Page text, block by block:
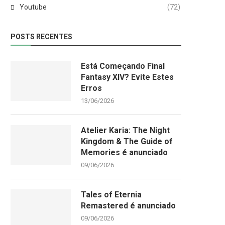
Youtube (72)
POSTS RECENTES
Está Começando Final
Fantasy XIV? Evite Estes
Erros
13/06/2026
Atelier Karia: The Night
Kingdom & The Guide of
Memories é anunciado
09/06/2026
Tales of Eternia
Remastered é anunciado
09/06/2026